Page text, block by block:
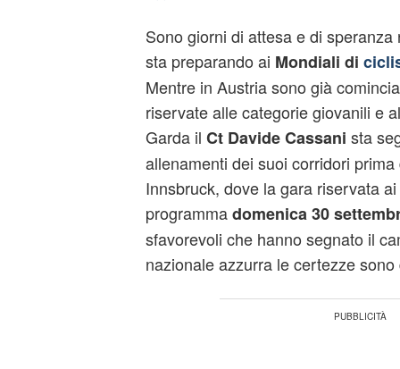
Sono giorni di attesa e di
sta preparando ai Mondiali di
Mentre in Austria sono già
riservate alle categorie giovanili e
Garda il Ct Davide Cassani sta
allenamenti dei suoi corridori
Innsbruck, dove la gara riservata
programmadomenica 30
sfavorevoli che hanno segnato il
nazionale azzurra le certezze